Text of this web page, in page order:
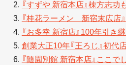
『すずや 新宿本店』棟方志
『桂花ラーメン 新宿末広店
『お多幸 新宿店』100年引き
創業大正10年『王ろじ』初
『隨園別館 新宿本店』ここ